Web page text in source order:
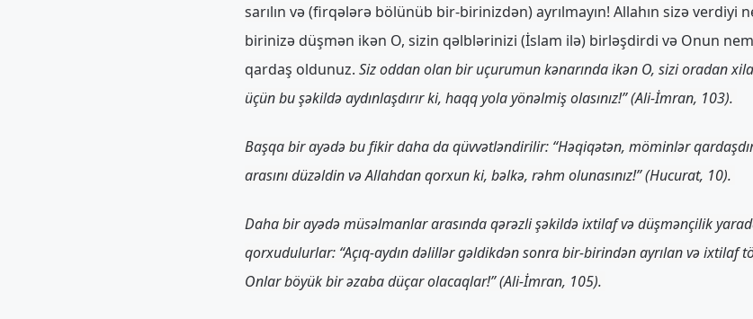
sarılın və (firqələrə bölünüb bir-birinizdən) ayrılmayın! Allahın sizə verdiyi
birinizə düşmən ikən O, sizin qəlblərinizi (İslam ilə) birləşdirdi və Onun
qardaş oldunuz. Siz oddan olan bir uçurumun kənarında ikən O, sizi oradan
üçün bu şəkildə aydınlaşdırır ki, haqq yola yönəlmiş olasınız!” (Ali-İmran, 103).
Başqa bir ayədə bu fikir daha da qüvvətləndirilir: “Həqiqətən, möminlər
arasını düzəldin və Allahdan qorxun ki, bəlkə, rəhm olunasınız!” (Hucurat, 10).
Daha bir ayədə müsəlmanlar arasında qərəzli şəkildə ixtilaf və düşmənçilik
qorxudulurlar: “Açıq-aydın dəlillər gəldikdən sonra bir-birindən ayrılan və ixtilaf
Onlar böyük bir əzaba düçar olacaqlar!” (Ali-İmran, 105).